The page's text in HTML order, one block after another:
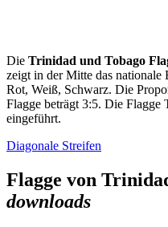
Die Trinidad und Tobago
zeigt in der Mitte das nationale
Rot, Weiß, Schwarz. Die
Flagge beträgt 3:5. Die Flagge
eingeführt.
Diagonale Streifen
Flagge von
downloads